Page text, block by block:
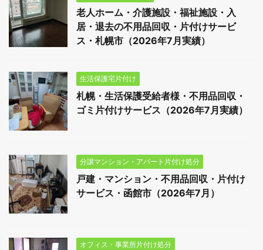
老人ホーム・介護施設・福祉施設・入
居・退去の不用品回収・片付けサービ
ス・札幌市（2026年7月実績）
生活保護宅片付け
札幌・生活保護受給者様・不用品回収・
ゴミ片付けサービス（2026年7月実績）
分譲マンション・アパート片付け処分
戸建・マンション・不用品回収・片付け
サービス・函館市（2026年7月）
オフィス・事業所片付け処分